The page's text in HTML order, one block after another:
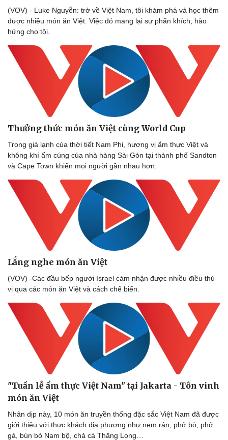
Sân khấu - Điện ảnh
Văn học
Âm nhạc
Di sản
Giải trí
Nghệ sĩ
Thời trang
Sao Việt
(VOV) - Luke Nguyễn: trở về Việt Nam, tôi khám phá và học thêm
được nhiều món ăn Việt. Việc đó mang lại sự phấn khích, hào
hứng cho tôi.
Thưởng thức món ăn Việt cùng World Cup
Trong giá lạnh của thời tiết Nam Phi, hương vị ẩm thực Việt và
không khí ấm cúng của nhà hàng Sài Gòn tại thành phố Sandton
và Cape Town khiến mọi người gần nhau hơn.
Lắng nghe món ăn Việt
(VOV) -Các đầu bếp người Israel cảm nhận được nhiều điều thú
vị qua các món ăn Việt và cách chế biến.
"Tuần lễ ẩm thực Việt Nam" tại Jakarta - Tôn vinh
món ăn Việt
Nhân dịp này, 10 món ăn truyền thống đặc sắc Việt Nam đã được
giới thiệu với thực khách địa phương như nem rán, phở bò, phở
gà, bún bò Nam bộ, chả cá Thăng Long…